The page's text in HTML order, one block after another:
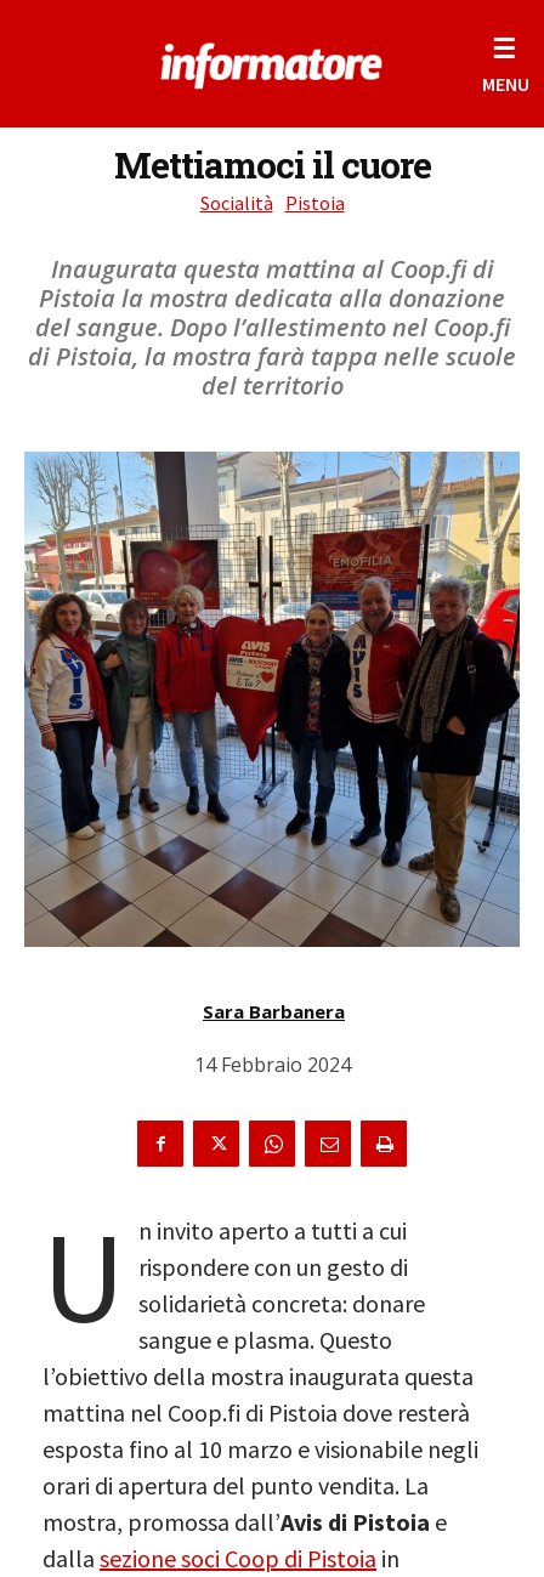
☰
MENU
Mettiamoci il cuore
Socialità Pistoia
Inaugurata questa mattina al Coop.fi di
Pistoia la mostra dedicata alla donazione
del sangue. Dopo l’allestimento nel Coop.fi
di Pistoia, la mostra farà tappa nelle scuole
del territorio
Sara Barbanera
14 Febbraio 2024
U
n invito aperto a tutti a cui
rispondere con un gesto di
solidarietà concreta: donare
sangue e plasma. Questo
l’obiettivo della mostra inaugurata questa
mattina nel Coop.fi di Pistoia dove resterà
esposta fino al 10 marzo e visionabile negli
orari di apertura del punto vendita. La
mostra, promossa dall’Avis di Pistoia e
dalla sezione soci Coop di Pistoia in